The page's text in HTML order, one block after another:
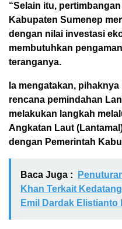
“Selain itu,
Kabupaten Sumenep
dengan nilai investasi
membutuhkan
teranganya.
Ia mengatakan,
rencana pemindahan
melakukan langkah
Angkatan Laut
dengan Pemerintah
Baca Juga :
Khan Terkait
Emil Dardak Elistianto